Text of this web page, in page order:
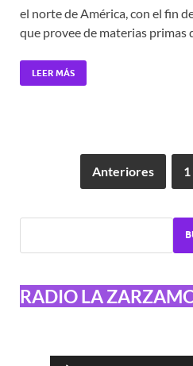
el norte de América, con el fin
que provee de materias primas
LEER MÁS
Anteriores 1
RADIO LA